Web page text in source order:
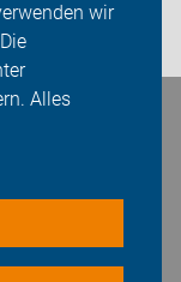
wir
Alles